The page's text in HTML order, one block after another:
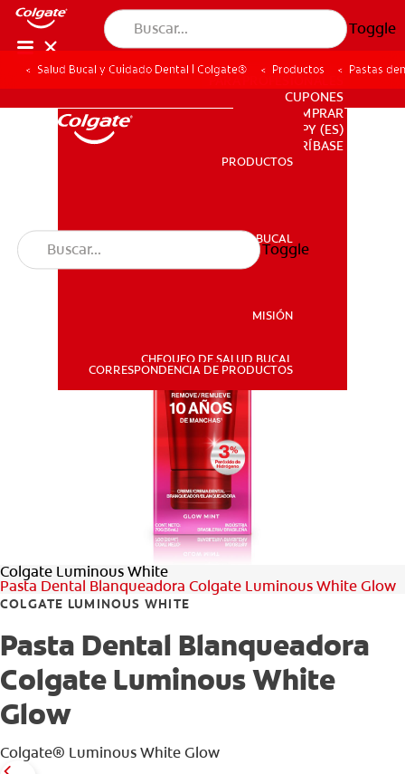
Toggle
PRODUCTOS
SALUD BUCAL
CHEQUEO DE SALUD BUCAL
CORRESPONDENCIA DE PRODUCTOS
PARA PROFESIONALES
PY (ES)
SUSCRÍBASE
PARA PROFESIONALES
CUPONES
DONDE COMPRAR
PY (ES)
SUSCRÍBASE
PRODUCTOS
SALUD BUCAL
MISIÓN
CHEQUEO DE SALUD BUCAL
CORRESPONDENCIA DE PRODUCTOS
Toggle
Salud Bucal y Cuidado Dental | Colgate® Productos Pastas
Colgate Luminous White
Pasta Dental Blanqueadora Colgate Luminous White Glow
COLGATE LUMINOUS WHITE
Pasta Dental Blanqueadora
Colgate Luminous White
Glow
Colgate® Luminous White Glow